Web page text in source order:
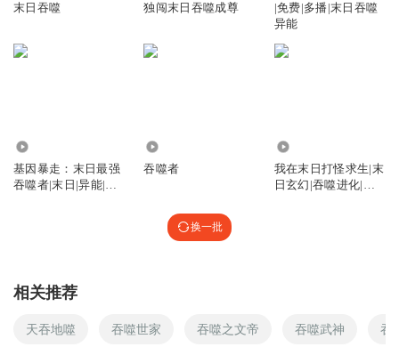
末日吞噬 独闯末日吞噬成尊
|免费|多播|末日吞噬
异能
基因暴走：末日最强
吞噬者|末日|异能|废
吞噬者
我在末日打怪求生|末
日玄幻|吞噬进化|免
换一批
相关推荐
天吞地噬 吞噬世家 吞噬之文帝 吞噬武神 吞